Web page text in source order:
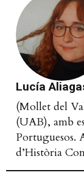
Lucía
(Mollet del
(UAB), amb
Portuguesos.
d’Història